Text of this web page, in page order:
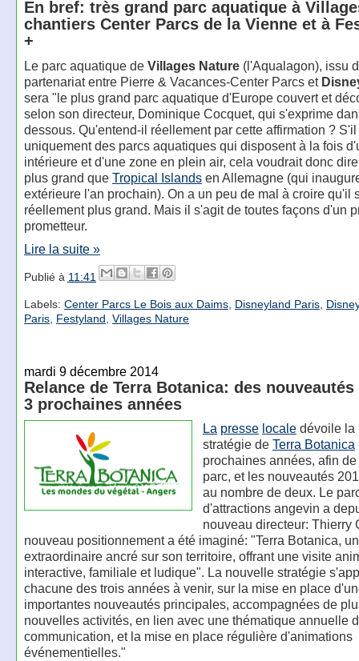
En bref: très grand parc aquatique à
chantiers Center Parcs de la Vienne et à
+
Le parc aquatique de Villages Nature(l'Aqualagon), issu
partenariat entre Pierre & Vacances-Center Parcs et
sera "le plus grand parc aquatique d'Europe couvert et
selon son directeur, Dominique Cocquet, qui s'exprime
dessous. Qu'entend-il réellement par cette affirmation ?
uniquement des parcs aquatiques qui disposent à la fois
intérieure et d'une zone en plein air, cela voudrait donc
plus grand que Tropical Islandsen Allemagne (qui
extérieure l'an prochain). On a un peu de mal à croire qu'il
réellement plus grand. Mais il s'agit de toutes façons d'un
prometteur.
Lire la suite »
Publié à 11:41
Labels: Center Parcs Le Bois aux Daims, Disneyland Paris,
Paris, Festyland Villages Nature
mardi 9 décembre 2014
Relance de Terra Botanica: des
3 prochaines années
La presse localedévoile la
stratégie de Terra Botanica
prochaines années, afin
parc, et les nouveautés
au nombre de deux. Le
d'attractions angevin a
nouveau directeur: Thierry
nouveau positionnement a été imaginé: "Terra Botanica,
extraordinaire ancré sur son territoire, offrant une visite
interactive, familiale et ludique". La nouvelle stratégie
chacune des trois années à venir, sur la mise en place
importantes nouveautés principales, accompagnées de
nouvelles activités, en lien avec une thématique annuelle
communication, et la mise en place régulière d'animations
événementielles."